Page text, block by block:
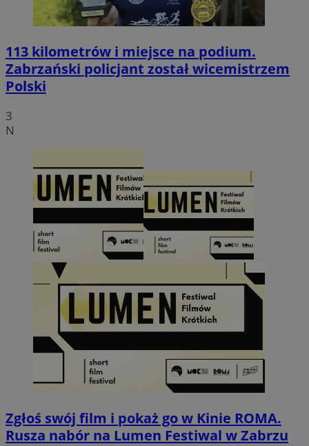
113 kilometrów i miejsce na podium.
Zabrzański policjant został wicemistrzem
Polski
3
N
Zgłoś swój film i pokaż go w Kinie ROMA.
Rusza nabór na Lumen Festiwal w Zabrzu